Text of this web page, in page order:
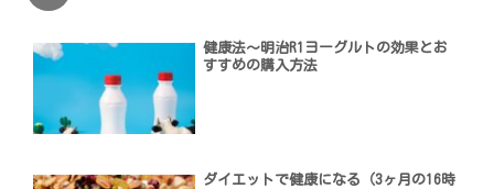
健康法〜明治R1ヨーグルトの効果とお
すすめの購入方法
ダイエットで健康になる（3ヶ月の16時